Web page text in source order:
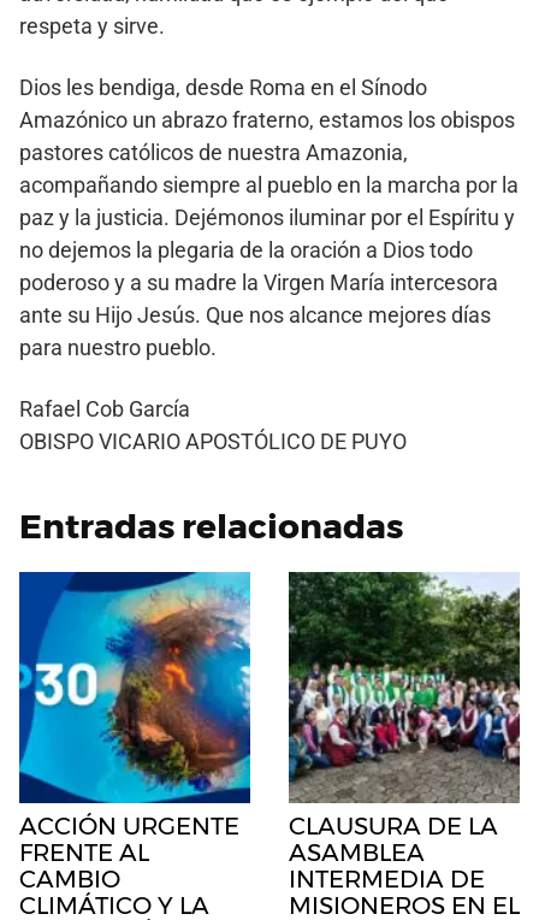
respeta y sirve.
Dios les bendiga, desde Roma en el Sínodo
Amazónico un abrazo fraterno, estamos los obispos
pastores católicos de nuestra Amazonia,
acompañando siempre al pueblo en la marcha por la
paz y la justicia. Dejémonos iluminar por el Espíritu y
no dejemos la plegaria de la oración a Dios todo
poderoso y a su madre la Virgen María intercesora
ante su Hijo Jesús. Que nos alcance mejores días
para nuestro pueblo.
Rafael Cob García
OBISPO VICARIO APOSTÓLICO DE PUYO
Entradas relacionadas
ACCIÓN URGENTE
FRENTE AL
CAMBIO
CLIMÁTICO Y LA
CLAUSURA DE LA
ASAMBLEA
INTERMEDIA DE
MISIONEROS EN EL